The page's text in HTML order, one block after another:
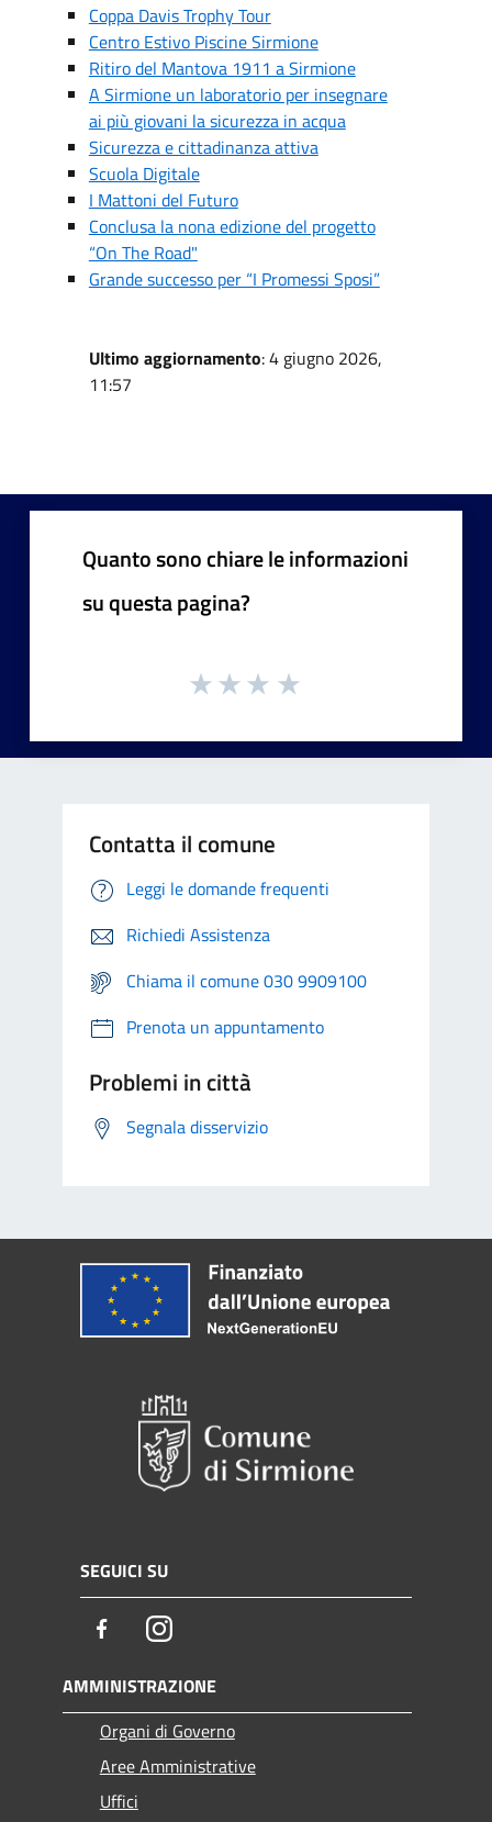
Coppa Davis Trophy Tour
Centro Estivo Piscine Sirmione
Ritiro del Mantova 1911 a Sirmione
A Sirmione un laboratorio per insegnare
ai più giovani la sicurezza in acqua
Sicurezza e cittadinanza attiva
Scuola Digitale
I Mattoni del Futuro
Conclusa la nona edizione del progetto
“On The Road"
Grande successo per “I Promessi Sposi”
Ultimo aggiornamento: 4 giugno 2026,
11:57
Quanto sono chiare le informazioni
su questa pagina?
Contatta il comune
Leggi le domande frequenti
Richiedi Assistenza
Chiama il comune 030 9909100
Prenota un appuntamento
Problemi in città
Segnala disservizio
SEGUICI SU
FacebookInstagram
AMMINISTRAZIONE
Organi di Governo
Aree Amministrative
Uffici